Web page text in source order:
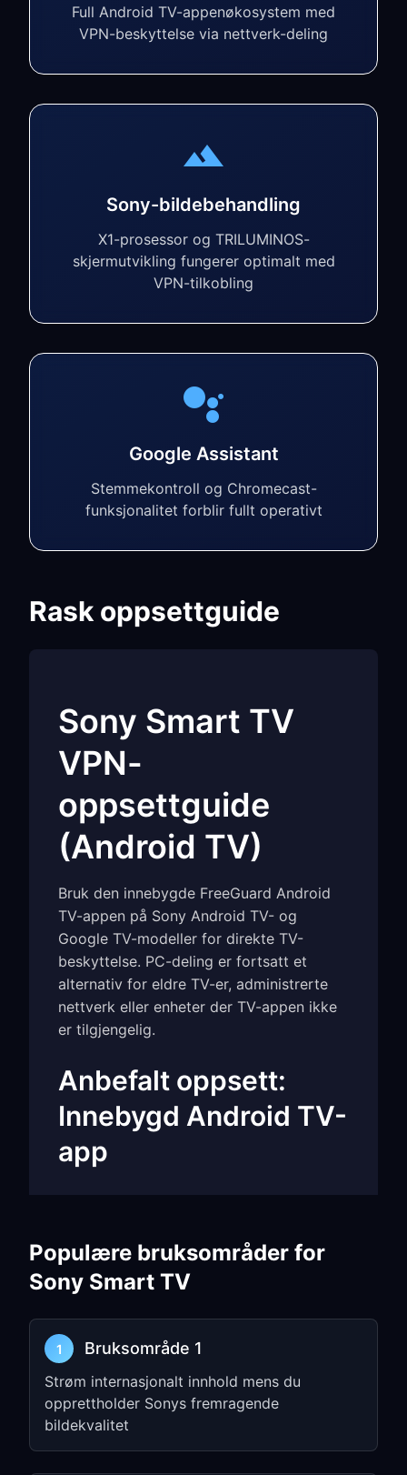
Full Android TV-appenøkosystem med
VPN-beskyttelse via nettverk-deling
Sony-bildebehandling
X1-prosessor og TRILUMINOS-
skjermutvikling fungerer optimalt med
VPN-tilkobling
Google Assistant
Stemmekontroll og Chromecast-
funksjonalitet forblir fullt operativt
Rask oppsettguide
Sony Smart TV
VPN-
oppsettguide
(Android TV)
Bruk den innebygde FreeGuard Android
TV-appen på Sony Android TV- og
Google TV-modeller for direkte TV-
beskyttelse. PC-deling er fortsatt et
alternativ for eldre TV-er, administrerte
nettverk eller enheter der TV-appen ikke
er tilgjengelig.
Anbefalt oppsett:
Innebygd Android TV-
app
ÅpneGoogle Play
eller Google TV
Installer Android TV-appen, eller bruk
Android TV offline APK fra FreeGuard-
nedlastingssiden hvis TV-oppsettet
ditt krever manuell installasjon
Populære bruksområder for
Sony Smart TV
1 Bruksområde 1
Strøm internasjonalt innhold mens du
opprettholder Sonys fremragende
bildekvalitet